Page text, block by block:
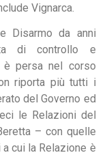
Vignarca.
Disarmo da anni
di controllo e
è persa nel corso
riporta più tutti i
del Governo ed
le Relazioni del
– con quelle
cui la Relazione è